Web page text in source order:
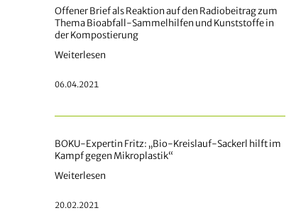
Offener Brief als Reaktion auf den Radiobeitrag zum
Thema Bioabfall-Sammelhilfen und Kunststoffe in
der Kompostierung
Weiterlesen
06.04.2021
BOKU-Expertin Fritz: „Bio-Kreislauf-Sackerl hilft im
Kampf gegen Mikroplastik“
Weiterlesen
20.02.2021